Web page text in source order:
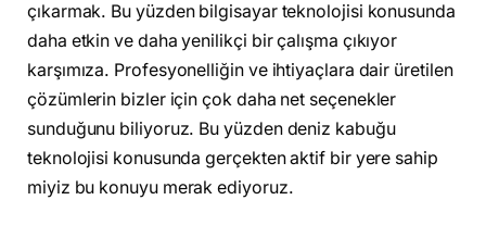
çıkarmak. Bu yüzden bilgisayar teknolojisi konusunda
daha etkin ve daha yenilikçi bir çalışma çıkıyor
karşımıza. Profesyonelliğin ve ihtiyaçlara dair üretilen
çözümlerin bizler için çok daha net seçenekler
sunduğunu biliyoruz. Bu yüzden deniz kabuğu
teknolojisi konusunda gerçekten aktif bir yere sahip
miyiz bu konuyu merak ediyoruz.